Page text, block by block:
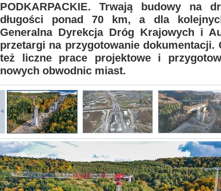
PODKARPACKIE. Trwają budowy na
długości ponad 70 km, a dla
Generalna Dyrekcja Dróg Krajowych i
przetargi na przygotowanie dokumentacji.
też liczne prace projektowe i
nowych obwodnic miast.